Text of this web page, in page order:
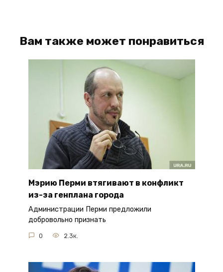
Вам также может понравиться
Мэрию Перми втягивают в конфликт
из-за генплана города
Администрации Перми предложили
добровольно признать
0 2.3к.